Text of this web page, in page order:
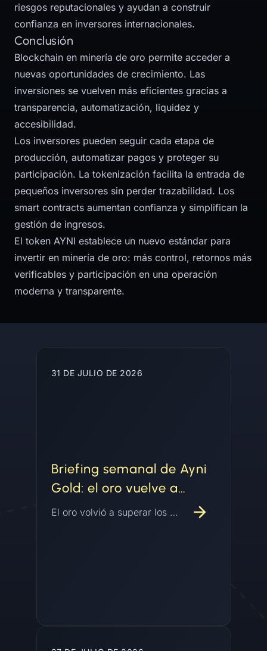
riesgos reputacionales y ayudan a construir
confianza en inversores internacionales.
Conclusión
Blockchain en minería de oro permite acceder a
nuevas oportunidades de crecimiento. Las
inversiones se vuelven más eficientes gracias a
transparencia, automatización, liquidez y
accesibilidad.
Los inversores pueden seguir cada etapa de
producción, automatizar pagos y proteger su
participación. La tokenización facilita la entrada de
pequeños inversores sin perder trazabilidad. Los
smart contracts aumentan confianza y simplifican la
gestión de ingresos.
El token AYNI establece un nuevo estándar para
invertir en minería de oro: más control, retornos más
verificables y participación en una operación
moderna y transparente.
31 DE JULIO DE 2026
Briefing semanal de Ayni
Gold: el oro vuelve a
encontrar su piso
El oro volvió a superar los USD 4.000 por onza y estaba en camino a su primera ganancia mensual en cuatro meses mientras el dólar se debilitaba, la Fed mantuvo las tasas con disidencia interna, y los datos del Consejo Mundial del Oro mostraron a los bancos centrales y los inversores sosteniendo la demanda mientras el volumen de oro tokenizado ya superó el total de todo 2025.